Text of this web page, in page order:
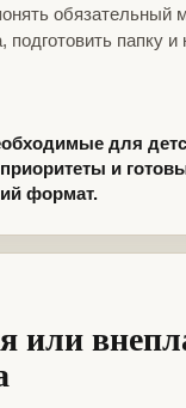
обязательный
подготовить папку и
для
и
формат.
или